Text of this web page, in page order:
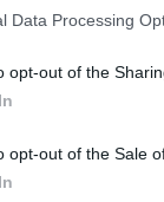
Data Processing
opt-out of the
opt-out of the Sale
el. Ezt ki kell
legjobban
portfolio.hu